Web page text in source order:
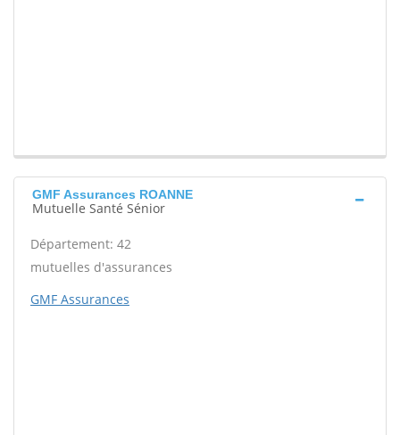
GMF Assurances ROANNE
Mutuelle Santé Sénior
Département: 42
mutuelles d'assurances
GMF Assurances